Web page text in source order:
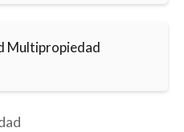
Multipropiedad